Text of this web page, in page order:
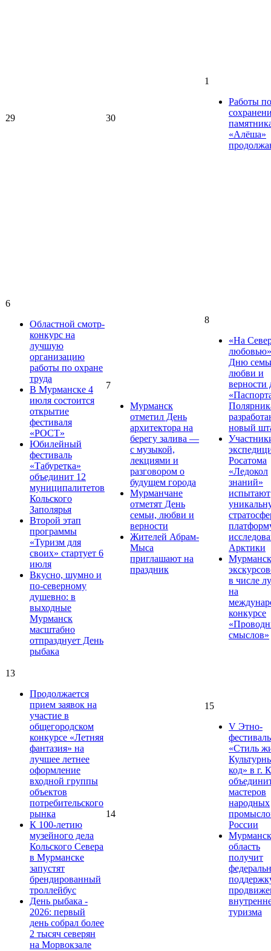
29 30
1
Работы по
«Алёша»
6
Областной смотр-
конкурс на
лучшую
организацию
работы по охране
труда
В Мурманске 4
июля состоится
открытие
фестиваля
«РОСТ»
Юбилейный
фестиваль
«Табуретка»
объединит 12
муниципалитетов
Кольского
Заполярья
Второй этап
программы
«Туризм для
своих» стартует 6
июля
Вкусно, шумно и
по-северному
душевно: в
выходные
Мурманск
масштабно
отпразднует День
рыбака
7
Мурманск
отметил День
архитектора на
берегу залива —
с музыкой,
лекциями и
разговором о
будущем города
Мурманчане
отметят День
семьи, любви и
верности
Жителей Абрам-
Мыса
приглашают на
праздник
8
«На
Дню
любви и
верности
новый
Росатома
«Ледокол
знаний»
испытают
Арктики
в числе
на
конкурсе
смыслов»
13
Продолжается
прием заявок на
участие в
общегородском
конкурсе «Летняя
фантазия» на
лучшее летнее
оформление
входной группы
объектов
потребительского
рынка
К 100-летию
музейного дела
Кольского Севера
в Мурманске
запустят
брендированный
троллейбус
День рыбака -
2026: первый
день собрал более
2 тысяч северян
на Морвокзале
14
15
V Этно-
фестиваль
«Стиль
код» в г.
мастеров
народных
России
область
получит
туризма